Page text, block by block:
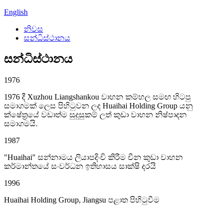
English
නිවස
සන්ධිස්ථානය
සන්ධිස්ථානය
1976
1976 දී Xuzhou Liangshankou වාහන කම්හල සමඟ හිටපු
සමාගමක් ලෙස පිහිටුවන ලද Huaihai Holding Group යනු
ක්ෂේත්‍රයේ වඩාත්ම සුදුසුකම් ලත් කුඩා වාහන නිෂ්පාදන
සමාගමයි.
1987
"Huaihai" සන්නාමය ලියාපදිංචි කිරීම චීන කුඩා වාහන
කර්මාන්තයේ සංවර්ධන ඉතිහාසය සාක්ෂි දරයි
1996
Huaihai Holding Group, Jiangsu පළාත පිහිටුවීම